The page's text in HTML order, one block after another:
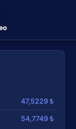
47,5229 ₺
54,7749 ₺